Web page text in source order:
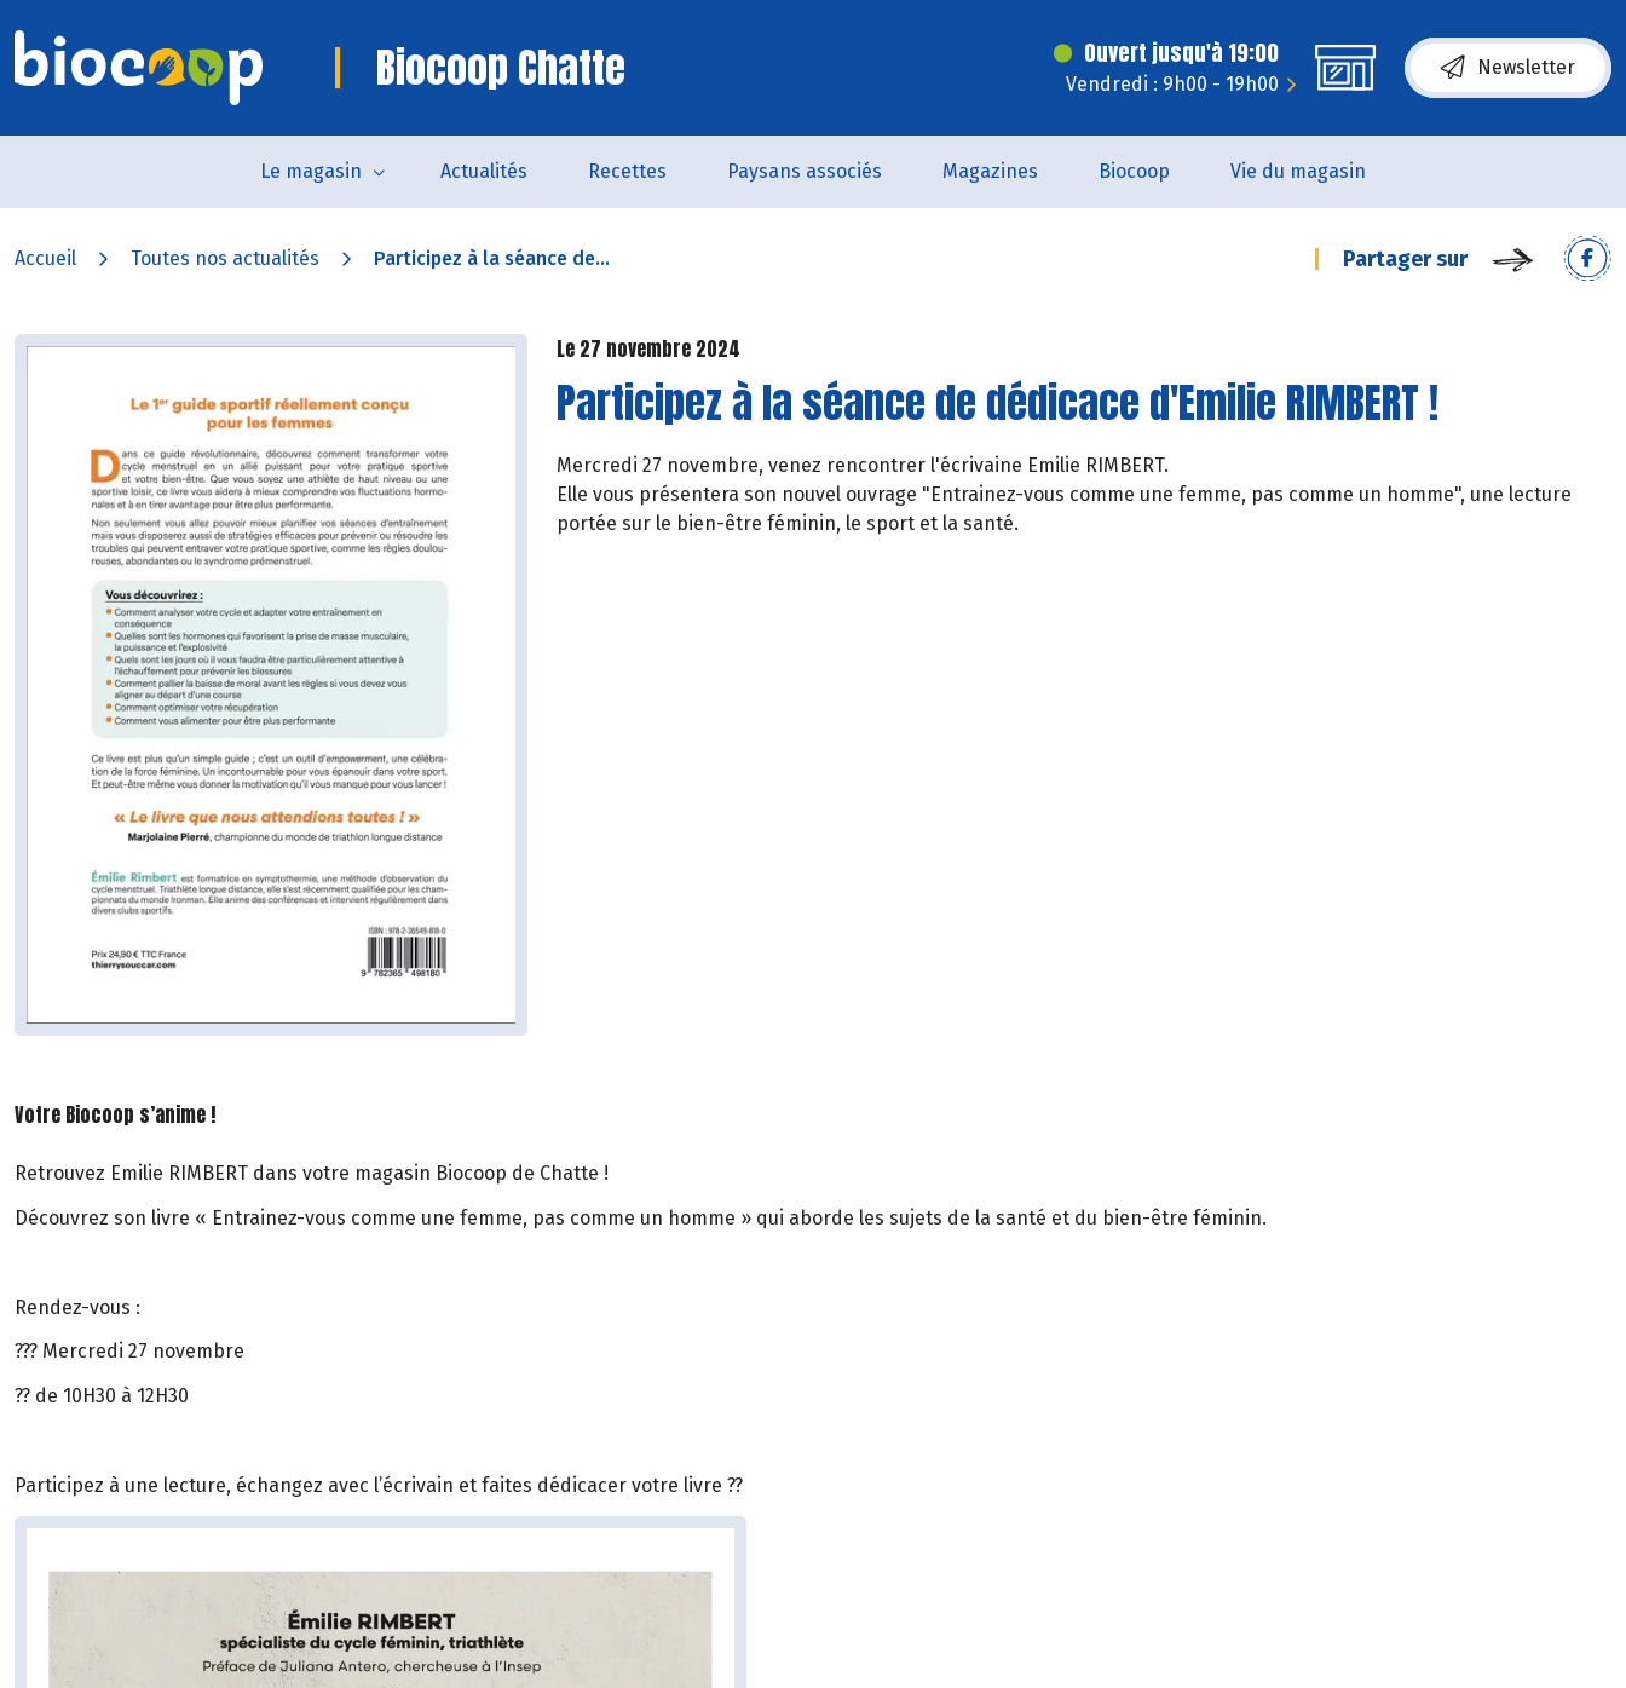
Biocoop Chatte Ouvert jusqu'à 19:00
Vendredi : 9h00 - 19h00
Newsletter
Le magasin Actualités Recettes Paysans associés Magazines Biocoop Vie du magasin
Accueil Toutes nos actualités Participez à la séance de... Partager sur
Le 27 novembre 2024
Participez à la séance de dédicace d'Emilie RIMBERT !
Mercredi 27 novembre, venez rencontrer l'écrivaine Emilie RIMBERT.
Elle vous présentera son nouvel ouvrage "Entrainez-vous comme une femme, pas comme un homme", une lecture
portée sur le bien-être féminin, le sport et la santé.
Votre Biocoop s’anime !
Retrouvez Emilie RIMBERT dans votre magasin Biocoop de Chatte !
Découvrez son livre « Entrainez-vous comme une femme, pas comme un homme » qui aborde les sujets de la santé et du bien-être féminin.
Rendez-vous :
??? Mercredi 27 novembre
?? de 10H30 à 12H30
Participez à une lecture, échangez avec l’écrivain et faites dédicacer votre livre ??